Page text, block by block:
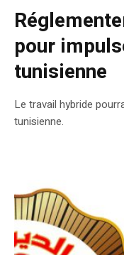
pour
tunisienne
Le travail hybride
tunisienne.